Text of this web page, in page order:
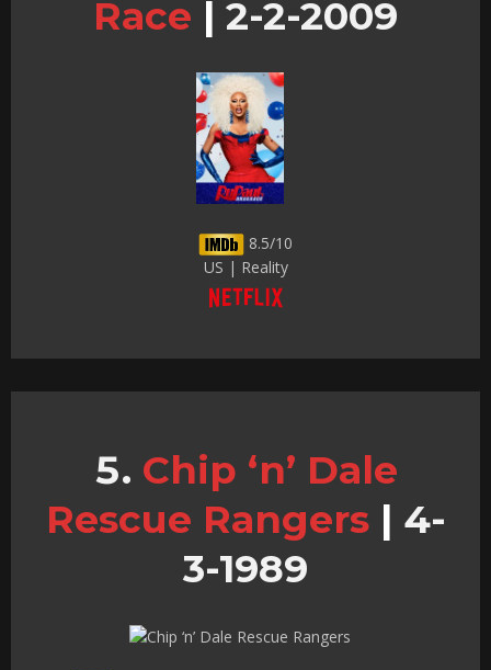
Race | 2-2-2009
8.5/10
US | Reality
Chip ‘n’ Dale
Rescue Rangers | 4-
3-1989